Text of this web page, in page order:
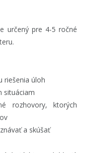
určený pre 4-5 ročné
riešenia úloh
situáciam
rozhovory, ktorých
a skúšať